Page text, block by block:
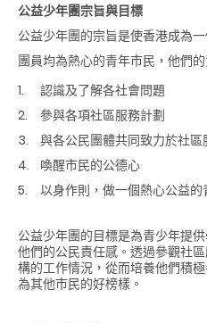
公益少年團宗旨與目標
公益少年團的宗旨是使香港成為
團員均為熱心的青年市民，他們的
認識及了解各社會問題
參與各項社區服務計劃
與各公民團體共同致力於社區
喚醒市民的公德心
以身作則，做一個熱心公益的
公益少年團的目標是為青少年提
他們的公民責任感。透過參觀社
構的工作情況，從而培養他們積
為其他市民的好榜樣。